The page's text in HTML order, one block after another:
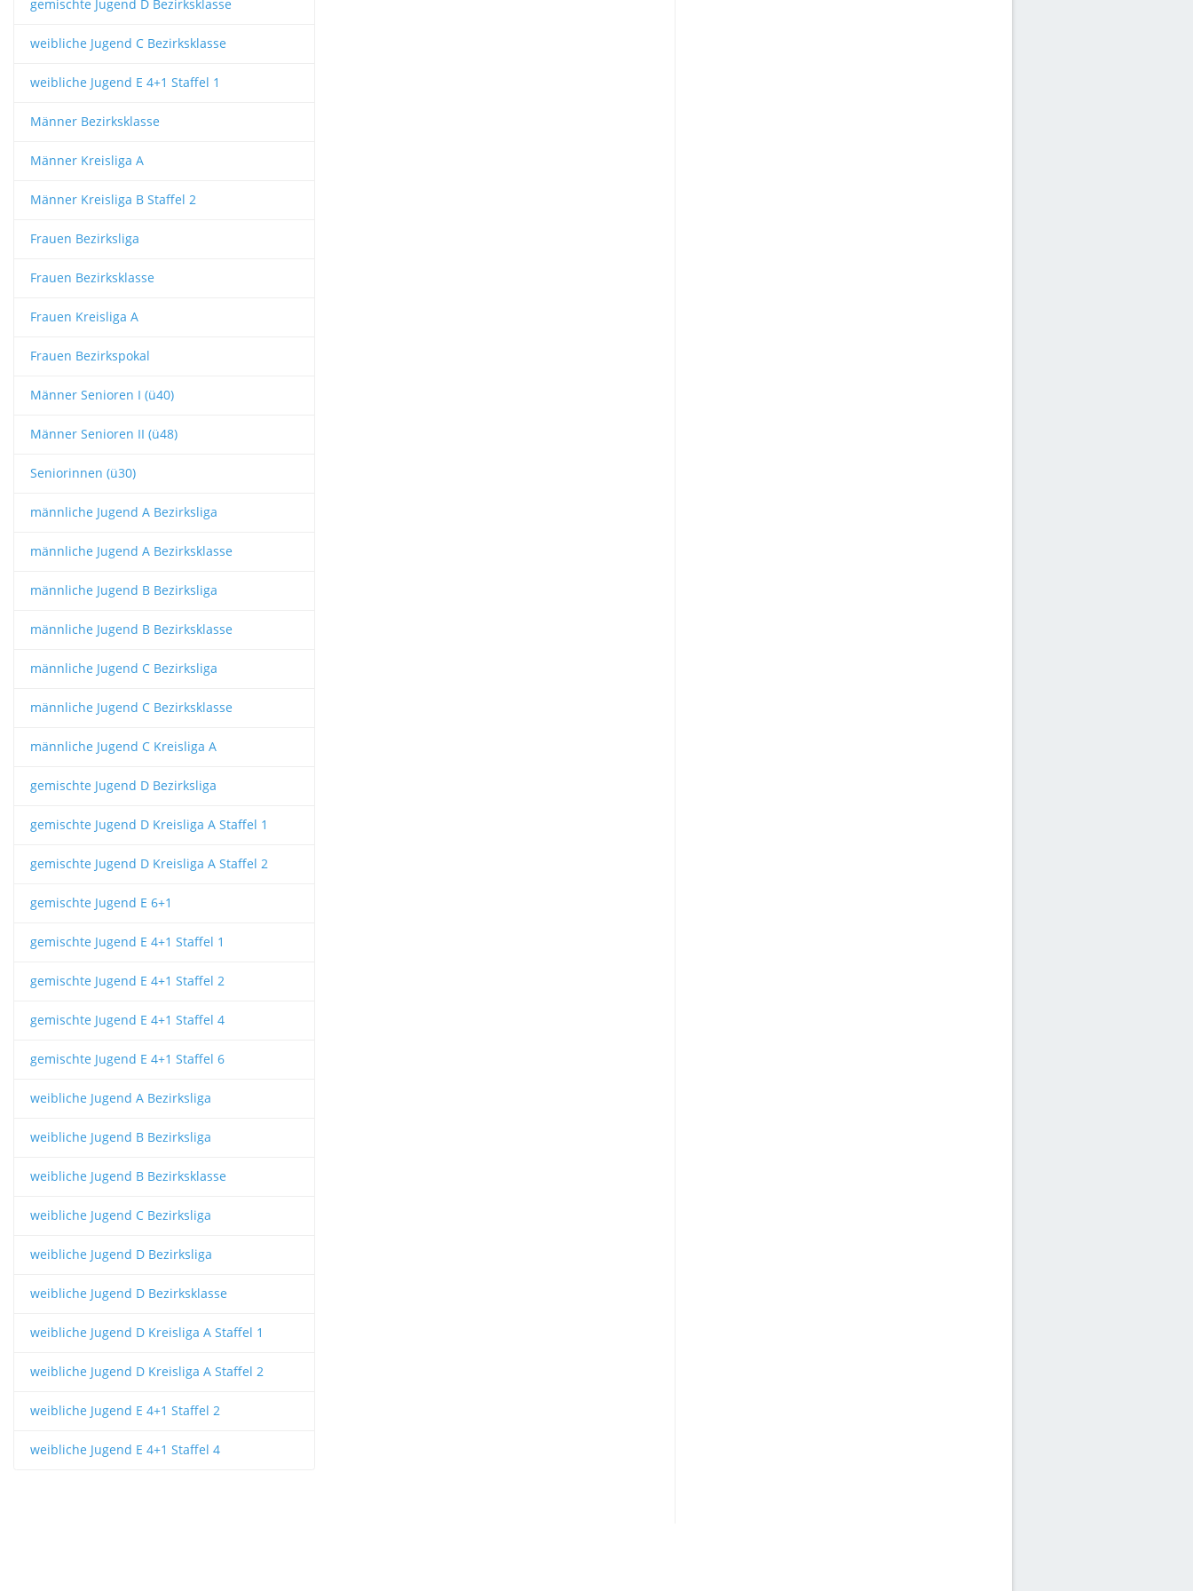
gemischte Jugend D Bezirksklasse
weibliche Jugend C Bezirksklasse
weibliche Jugend E 4+1 Staffel 1
Männer Bezirksklasse
Männer Kreisliga A
Männer Kreisliga B Staffel 2
Frauen Bezirksliga
Frauen Bezirksklasse
Frauen Kreisliga A
Frauen Bezirkspokal
Männer Senioren I (ü40)
Männer Senioren II (ü48)
Seniorinnen (ü30)
männliche Jugend A Bezirksliga
männliche Jugend A Bezirksklasse
männliche Jugend B Bezirksliga
männliche Jugend B Bezirksklasse
männliche Jugend C Bezirksliga
männliche Jugend C Bezirksklasse
männliche Jugend C Kreisliga A
gemischte Jugend D Bezirksliga
gemischte Jugend D Kreisliga A Staffel 1
gemischte Jugend D Kreisliga A Staffel 2
gemischte Jugend E 6+1
gemischte Jugend E 4+1 Staffel 1
gemischte Jugend E 4+1 Staffel 2
gemischte Jugend E 4+1 Staffel 4
gemischte Jugend E 4+1 Staffel 6
weibliche Jugend A Bezirksliga
weibliche Jugend B Bezirksliga
weibliche Jugend B Bezirksklasse
weibliche Jugend C Bezirksliga
weibliche Jugend D Bezirksliga
weibliche Jugend D Bezirksklasse
weibliche Jugend D Kreisliga A Staffel 1
weibliche Jugend D Kreisliga A Staffel 2
weibliche Jugend E 4+1 Staffel 2
weibliche Jugend E 4+1 Staffel 4